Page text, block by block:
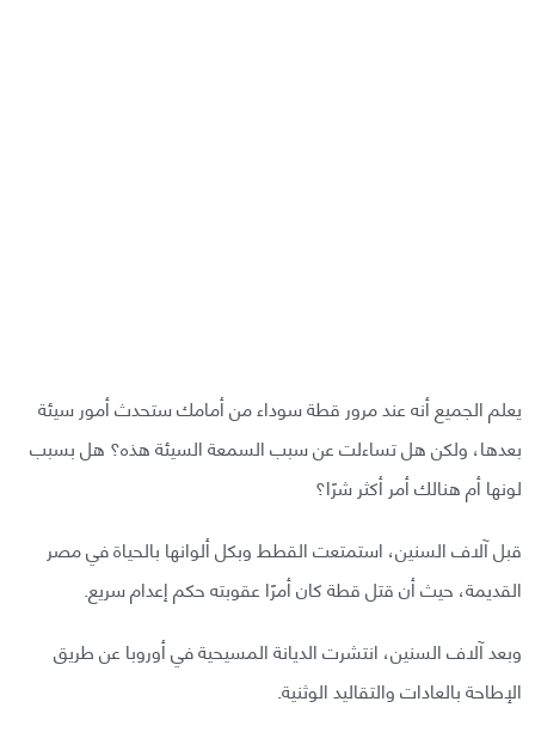
يعلم الجميع أنه عند مرور قطة سوداء من أمامك ستحدث أمور سيئة
بعدها، ولكن هل تساءلت عن سبب السمعة السيئة هذه؟ هل بسبب
لونها أم هنالك أمر أكثر شرًا؟
قبل آلاف السنين، استمتعت القطط وبكل ألوانها بالحياة في مصر
القديمة، حيث أن قتل قطة كان أمرًا عقوبته حكم إعدام سريع.
وبعد آلاف السنين، انتشرت الديانة المسيحية في أوروبا عن طريق
الإطاحة بالعادات والتقاليد الوثنية.